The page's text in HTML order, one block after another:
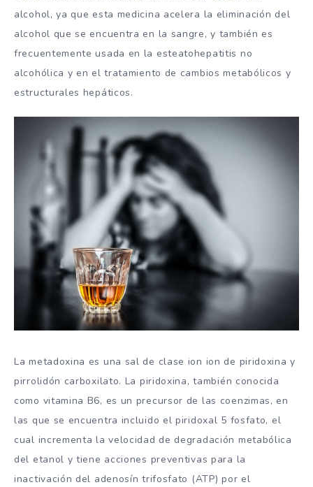
alcohol, ya que esta medicina acelera la eliminación del
alcohol que se encuentra en la sangre, y también es
frecuentemente usada en la esteatohepatitis no
alcohólica y en el tratamiento de cambios metabólicos y
estructurales hepáticos.
La metadoxina es una sal de clase ion ion de piridoxina y
pirrolidón carboxilato. La piridoxina, también conocida
como vitamina B6, es un precursor de las coenzimas, en
las que se encuentra incluido el piridoxal 5 fosfato, el
cual incrementa la velocidad de degradación metabólica
del etanol y tiene acciones preventivas para la
inactivación del adenosín trifosfato (ATP) por el